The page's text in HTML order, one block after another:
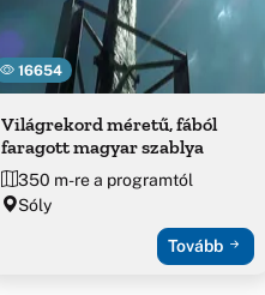
16654
Világrekord méretű, fából
faragott magyar szablya
350 m-re a programtól
Sóly
Tovább